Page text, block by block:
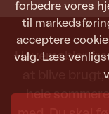
forbedre vores
til
acceptere
valg. Læs
Havemøbler
at blive brugt,
hele